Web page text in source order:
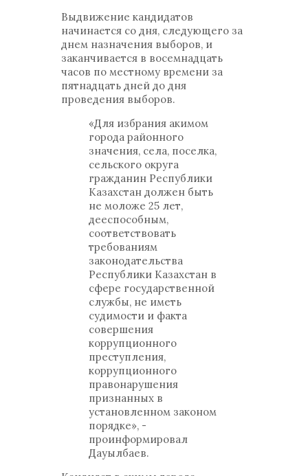
Выдвижение кандидатов
начинается со дня, следующего за
днем назначения выборов, и
заканчивается в восемнадцать
часов по местному времени за
пятнадцать дней до дня
проведения выборов.
«Для избрания акимом
города районного
значения, села, поселка,
сельского округа
гражданин Республики
Казахстан должен быть
не моложе 25 лет,
дееспособным,
соответствовать
требованиям
законодательства
Республики Казахстан в
сфере государственной
службы, не иметь
судимости и факта
совершения
коррупционного
преступления,
коррупционного
правонарушения
признанных в
установленном законом
порядке», -
проинформировал
Дауылбаев.